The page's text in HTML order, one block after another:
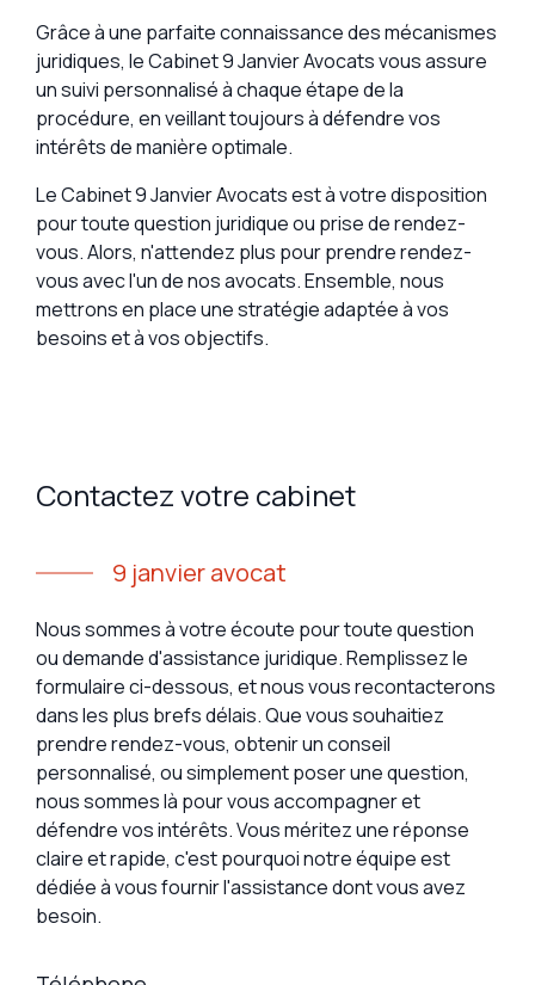
Grâce à une parfaite connaissance des mécanismes
juridiques, le Cabinet 9 Janvier Avocats vous assure
un suivi personnalisé à chaque étape de la
procédure, en veillant toujours à défendre vos
intérêts de manière optimale.
Le Cabinet 9 Janvier Avocats est à votre disposition
pour toute question juridique ou prise de rendez-
vous. Alors, n'attendez plus pour prendre rendez-
vous avec l'un de nos avocats. Ensemble, nous
mettrons en place une stratégie adaptée à vos
besoins et à vos objectifs.
Contactez votre cabinet
9 janvier avocat
Nous sommes à votre écoute pour toute question
ou demande d'assistance juridique. Remplissez le
formulaire ci-dessous, et nous vous recontacterons
dans les plus brefs délais. Que vous souhaitiez
prendre rendez-vous, obtenir un conseil
personnalisé, ou simplement poser une question,
nous sommes là pour vous accompagner et
défendre vos intérêts. Vous méritez une réponse
claire et rapide, c'est pourquoi notre équipe est
dédiée à vous fournir l'assistance dont vous avez
besoin.